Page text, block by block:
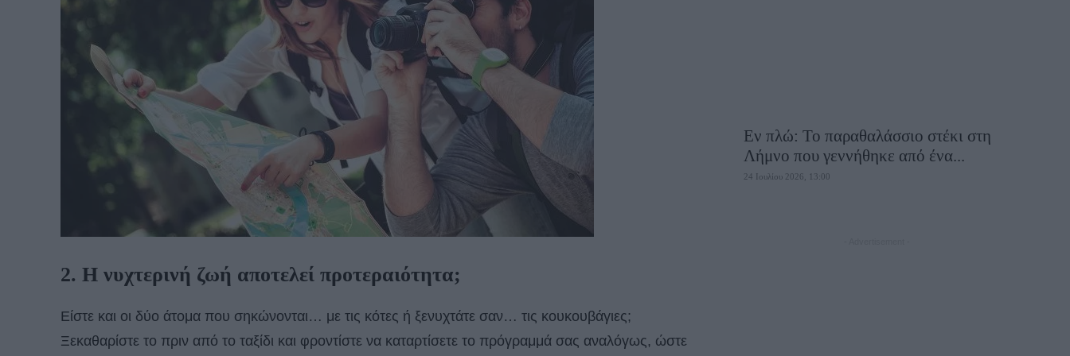
2. Η νυχτερινή ζωή αποτελεί προτεραιότητα;
Είστε και οι δύο άτομα που σηκώνονται… με τις κότες ή ξενυχτάτε σαν… τις κουκουβάγιες;
Ξεκαθαρίστε το πριν από το ταξίδι και φροντίστε να καταρτίσετε το πρόγραμμά σας αναλόγως, ώστε
Εν πλώ: Το παραθαλάσσιο στέκι στη
Λήμνο που γεννήθηκε από ένα...
24 Ιουλίου 2026, 13:00